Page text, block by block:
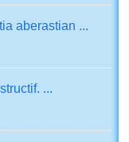
aberastian ...
...